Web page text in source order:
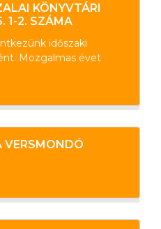
KÖNYVTÁRI
1-2. SZÁMA
időszaki
Mozgalmas évet
VERSMONDÓ